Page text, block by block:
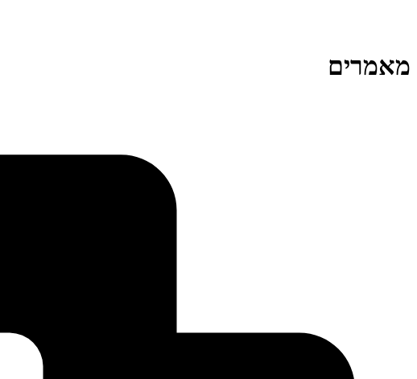
מאמרים